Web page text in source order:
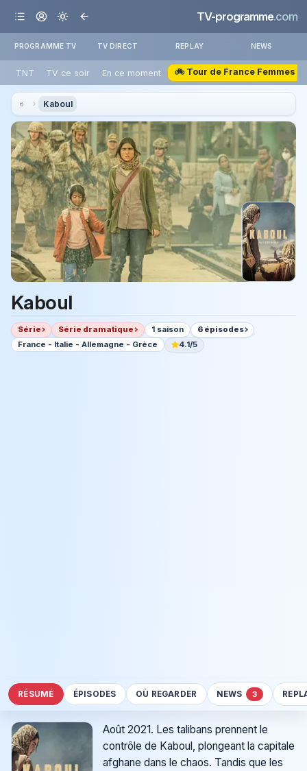
TV-programme.com
PROGRAMME TV TV DIRECT REPLAY NEWS
TNT TV ce soir En ce moment 🚲 Tour de France Femmes
Kaboul
Kaboul
Série Série dramatique 1 saison
6 épisodes
France - Italie - Allemagne - Grèce
4.1/5
RÉSUMÉ ÉPISODES OÙ REGARDER NEWS 3
Août 2021. Les talibans prennent le
contrôle de Kaboul, plongeant la capitale
afghane dans le chaos. Tandis que les